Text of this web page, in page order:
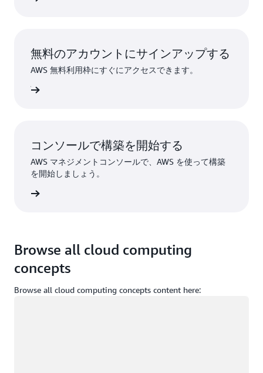
無料のアカウントにサインアップする
AWS 無料利用枠にすぐにアクセスできます。
コンソールで構築を開始する
AWS マネジメントコンソールで、AWS を使って構築
を開始しましょう。
Browse all cloud computing
concepts
Browse all cloud computing concepts content here: